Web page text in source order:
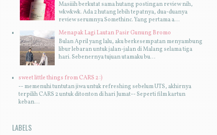
Masiiih berkutat sama hutang postingan review nih,
wkwkwk. Ada 2 hutang lebih tepatnya, dua-duanya
review serumnya Somethinc. Yang pertama a...
Menapak Lagi Lautan Pasir Gunung Bromo
Bulan April yang lalu, aku berkesempatan menyambung
libur lebaran untuk jalan-jalan di Malang selama tiga
hari. Sebenernya tujuan utamaku bu...
sweet little things from CARS 2 :)
-- memenuhi tuntutan jiwa untuk refreshing sebelum UTS, akhirnya
terpilih CARS 2 untuk ditonton di hari Jumat-- Seperti film kartun
keban...
LABELS